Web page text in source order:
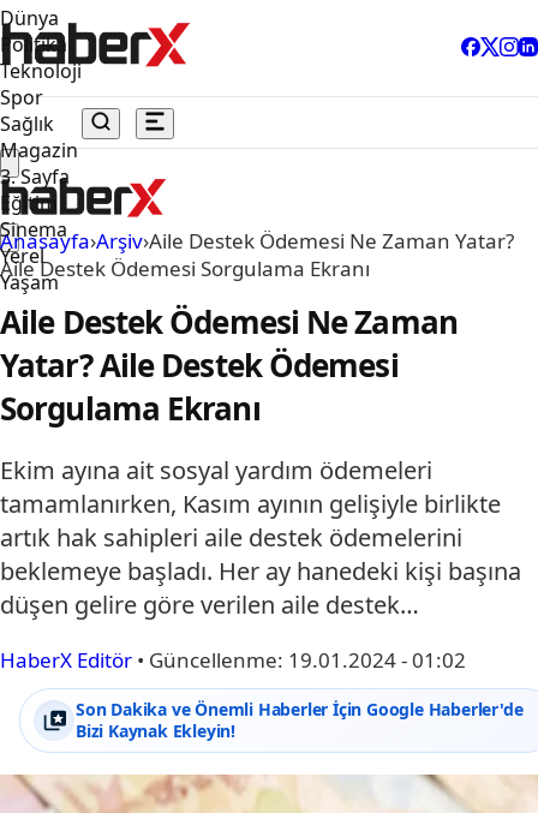
Dünya
Politika
Teknoloji
Spor
Sağlık
Magazin
3. Sayfa
Eğitim
Sinema
Yerel
Yaşam
Anasayfa›Arşiv›Aile Destek Ödemesi Ne Zaman Yatar?
Aile Destek Ödemesi Sorgulama Ekranı
Aile Destek Ödemesi Ne Zaman
Yatar? Aile Destek Ödemesi
Sorgulama Ekranı
Ekim ayına ait sosyal yardım ödemeleri
tamamlanırken, Kasım ayının gelişiyle birlikte
artık hak sahipleri aile destek ödemelerini
beklemeye başladı. Her ay hanedeki kişi başına
düşen gelire göre verilen aile destek…
HaberX Editör • Güncellenme: 19.01.2024 - 01:02
Son Dakika ve Önemli Haberler İçin Google Haberler'de
Bizi Kaynak Ekleyin!